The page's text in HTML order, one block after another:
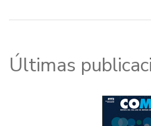
Últimas